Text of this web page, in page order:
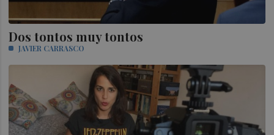
Dos tontos muy tontos
JAVIER CARRASCO